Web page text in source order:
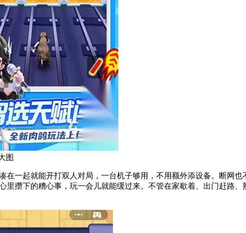
图
一起就能开打双人对局，一台机子够用，不用额外添设备。断网
攒下的糟心事，玩一会儿就能缓过来。不管在家歇着、出门赶路、